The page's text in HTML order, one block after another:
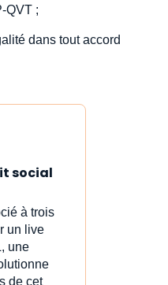
QVT ;
dans tout accord
social
à trois
un live
une
de cet